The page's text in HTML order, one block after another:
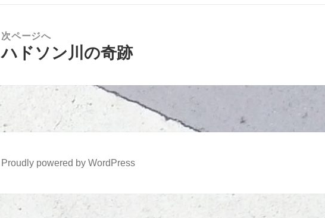
次ページへ
次
投
稿:
ハドソン川の奇跡
Proudly powered by WordPress